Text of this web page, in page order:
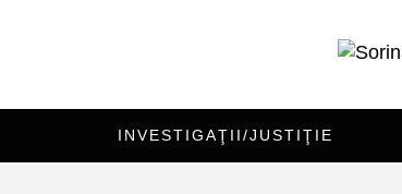
INVESTIGAŢII/JUSTIŢIE